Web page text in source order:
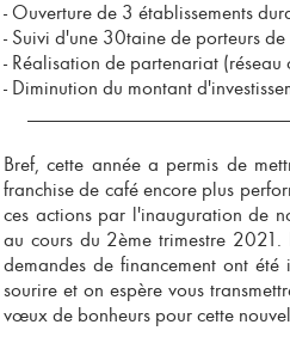
- Ouverture de 3 établissements
- Suivi d'une 30taine de porteurs de
- Réalisation de partenariat
- Diminution du montant
Bref, cette année a permis de
franchise de caféencore plus
ces actions par l'inauguration de
au cours du 2ème trimestre
demandes de financement ont
sourire et on espère vous
vœux de bonheurs pour cette